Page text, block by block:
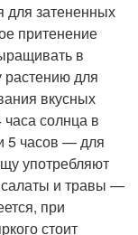
для затененных
притенение
в
растению для
вкусных
солнца в
5 часов — для
употребляют
и травы —
при
стоит